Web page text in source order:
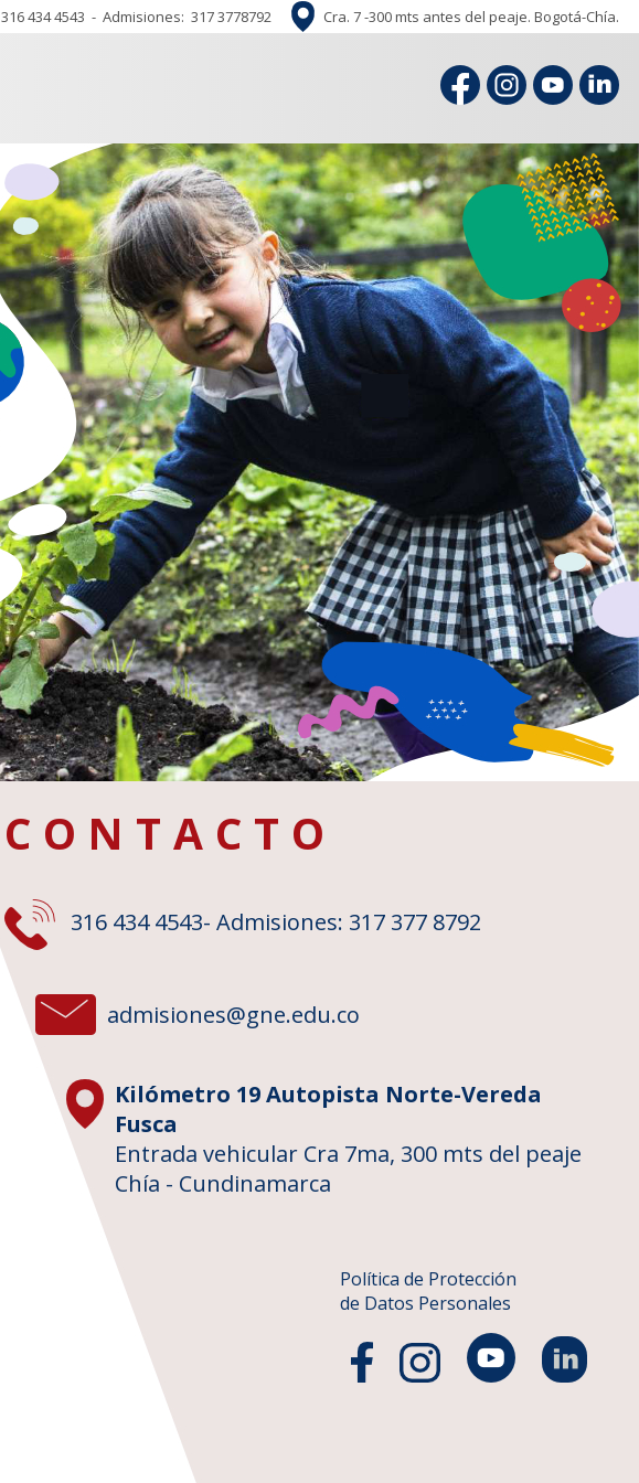
316 434 4543 - Admisiones: 317 3778792 Cra. 7 -300 mts antes del peaje. Bogotá-Chía.
CONTACTO
316 434 4543- Admisiones: 317 377 8792
admisiones@gne.edu.co
Kilómetro 19 Autopista Norte-Vereda
Fusca
Entrada vehicular Cra 7ma, 300 mts del peaje
Chía - Cundinamarca
Política de Protección
de Datos Personales